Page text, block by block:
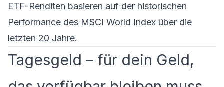
ETF-Renditen basieren auf der historischen
Performance des MSCI World Index über die
letzten 20 Jahre.
Tagesgeld – für dein Geld,